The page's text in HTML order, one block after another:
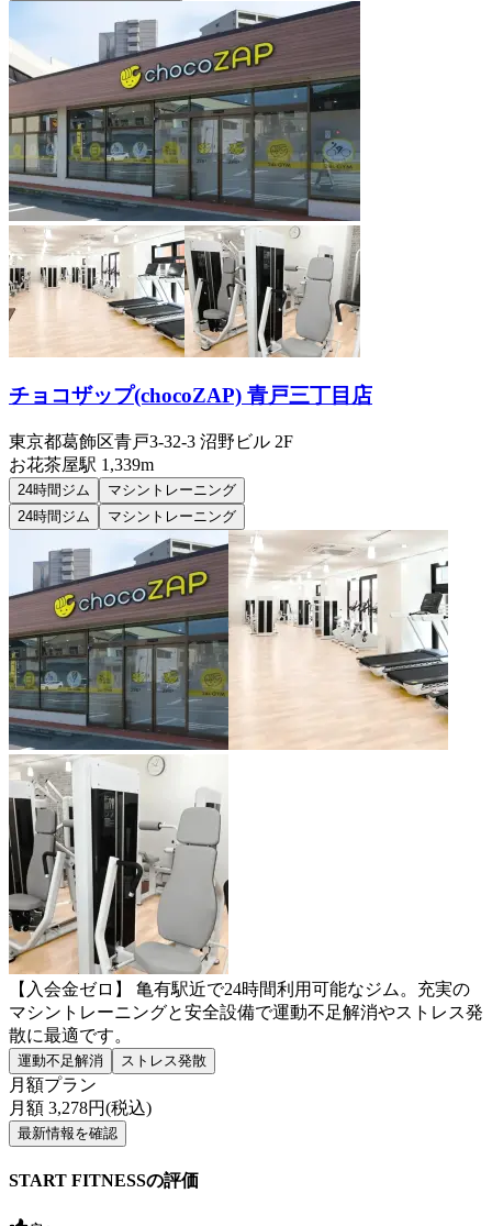
チョコザップ(chocoZAP) 青戸三丁目店
東京都葛飾区青戸3-32-3 沼野ビル 2F
お花茶屋駅 1,339m
24時間ジム
マシントレーニング
24時間ジム
マシントレーニング
【入会金ゼロ】 亀有駅近で24時間利用可能なジム。充実の
マシントレーニングと安全設備で運動不足解消やストレス発
散に最適です。
運動不足解消 ストレス発散
月額プラン
月額 3,278円(税込)
最新情報を確認
START FITNESSの評価